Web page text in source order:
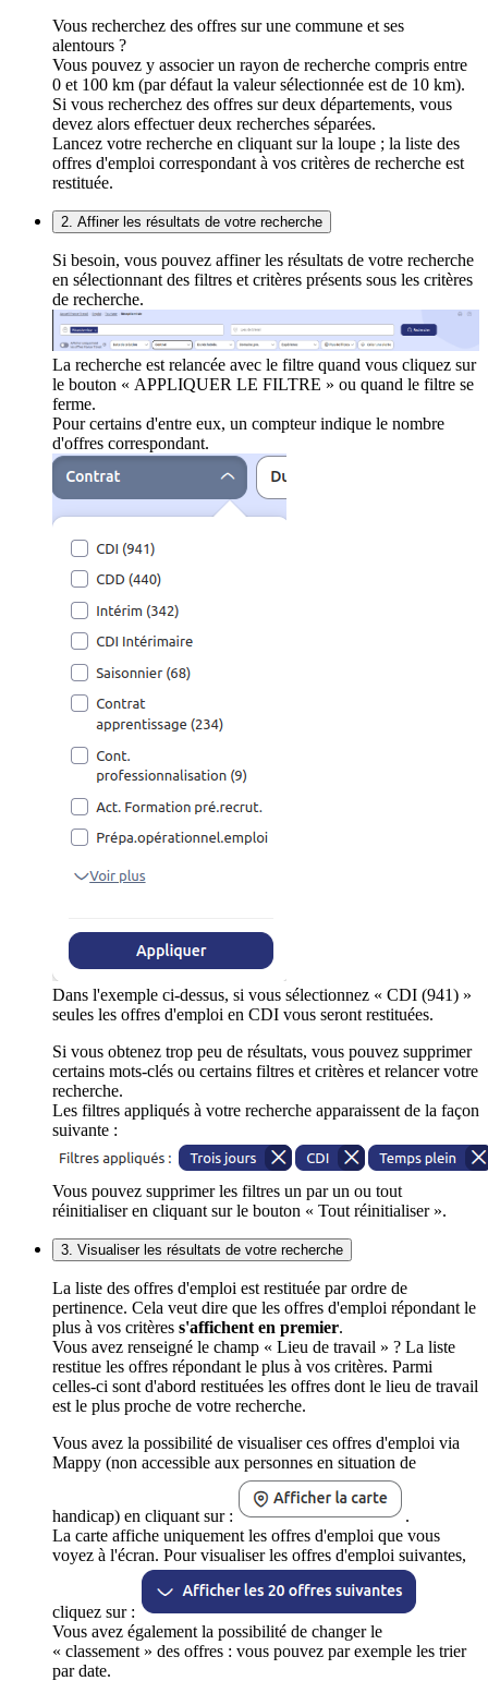
Vous recherchez des offres sur une commune et ses
alentours ?
Vous pouvez y associer un rayon de recherche compris entre
0 et 100 km (par défaut la valeur sélectionnée est de 10 km).
Si vous recherchez des offres sur deux départements, vous
devez alors effectuer deux recherches séparées.
Lancez votre recherche en cliquant sur la loupe ; la liste des
offres d'emploi correspondant à vos critères de recherche est
restituée.
2. Affiner les résultats de votre recherche
Si besoin, vous pouvez affiner les résultats de votre recherche
en sélectionnant des filtres et critères présents sous les critères
de recherche.
La recherche est relancée avec le filtre quand vous cliquez sur
le bouton « APPLIQUER LE FILTRE » ou quand le filtre se
ferme.
Pour certains d'entre eux, un compteur indique le nombre
d'offres correspondant.
Dans l'exemple ci-dessus, si vous sélectionnez « CDI (941) »
seules les offres d'emploi en CDI vous seront restituées.
Si vous obtenez trop peu de résultats, vous pouvez supprimer
certains mots-clés ou certains filtres et critères et relancer votre
recherche.
Les filtres appliqués à votre recherche apparaissent de la façon
suivante :
Vous pouvez supprimer les filtres un par un ou tout
réinitialiser en cliquant sur le bouton « Tout réinitialiser ».
3. Visualiser les résultats de votre recherche
La liste des offres d'emploi est restituée par ordre de
pertinence. Cela veut dire que les offres d'emploi répondant le
plus à vos critères s'affichent en premier.
Vous avez renseigné le champ « Lieu de travail » ? La liste
restitue les offres répondant le plus à vos critères. Parmi
celles-ci sont d'abord restituées les offres dont le lieu de travail
est le plus proche de votre recherche.
Vous avez la possibilité de visualiser ces offres d'emploi via
Mappy (non accessible aux personnes en situation de
handicap) en cliquant sur :
.
La carte affiche uniquement les offres d'emploi que vous
voyez à l'écran. Pour visualiser les offres d'emploi suivantes,
cliquez sur :
Vous avez également la possibilité de changer le
« classement » des offres : vous pouvez par exemple les trier
par date.